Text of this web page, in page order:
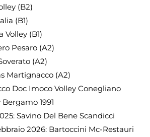
(B2)
(B1)
Volley (B1)
Pesaro (A2)
(A2)
Martignacco (A2)
Doc Imoco Volley Conegliano
1991
Savino Del Bene Scandicci
2026: Bartoccini Mc-Restauri